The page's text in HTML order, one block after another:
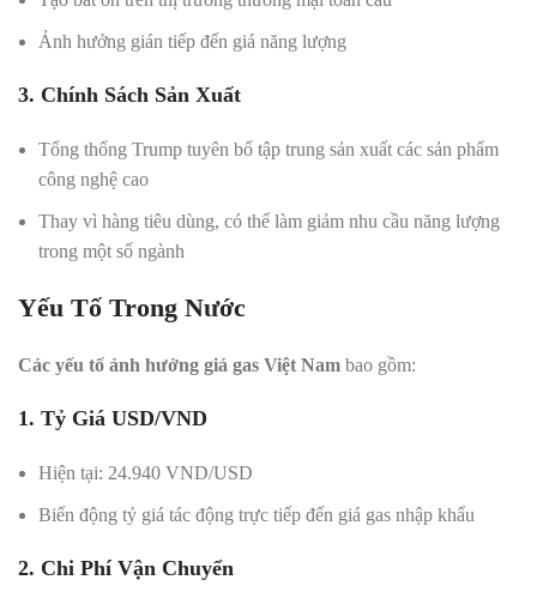
Ảnh hưởng gián tiếp đến giá năng lượng
3. Chính Sách Sản Xuất
Tổng thống Trump tuyên bố tập trung sản xuất các sản phẩm
công nghệ cao
Thay vì hàng tiêu dùng, có thể làm giảm nhu cầu năng lượng
trong một số ngành
Yếu Tố Trong Nước
Các yếu tố ảnh hưởng giá gas Việt Nam bao gồm:
1. Tỷ Giá USD/VND
Hiện tại: 24.940 VND/USD
Biến động tỷ giá tác động trực tiếp đến giá gas nhập khẩu
2. Chi Phí Vận Chuyển